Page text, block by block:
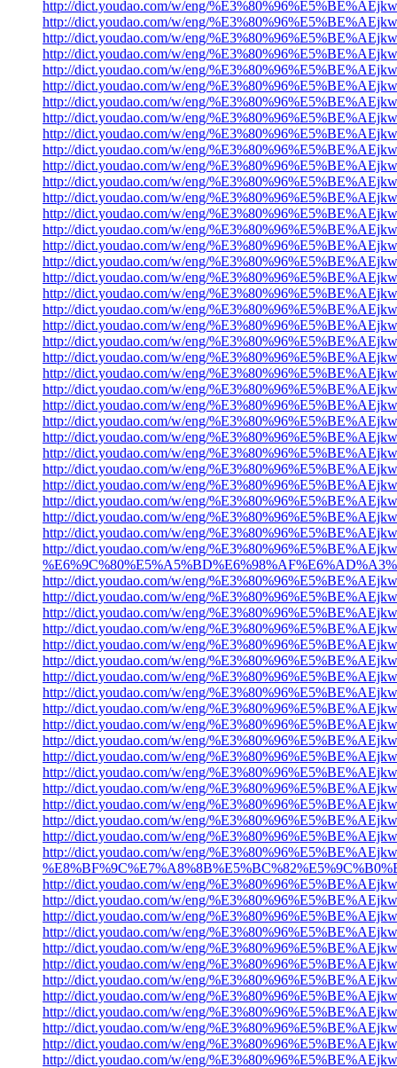
http://dict.youdao.com/w/eng/
http://dict.youdao.com/w/eng/
http://dict.youdao.com/w/eng/
http://dict.youdao.com/w/eng/
http://dict.youdao.com/w/eng/
http://dict.youdao.com/w/eng/
http://dict.youdao.com/w/eng/
http://dict.youdao.com/w/eng/
http://dict.youdao.com/w/eng/
http://dict.youdao.com/w/eng/
http://dict.youdao.com/w/eng/
http://dict.youdao.com/w/eng/
http://dict.youdao.com/w/eng/
http://dict.youdao.com/w/eng/
http://dict.youdao.com/w/eng/
http://dict.youdao.com/w/eng/
http://dict.youdao.com/w/eng/
http://dict.youdao.com/w/eng/
http://dict.youdao.com/w/eng/
http://dict.youdao.com/w/eng/
http://dict.youdao.com/w/eng/
http://dict.youdao.com/w/eng/
http://dict.youdao.com/w/eng/
http://dict.youdao.com/w/eng/
http://dict.youdao.com/w/eng/
http://dict.youdao.com/w/eng/
http://dict.youdao.com/w/eng/
http://dict.youdao.com/w/eng/
http://dict.youdao.com/w/eng/
http://dict.youdao.com/w/eng/
http://dict.youdao.com/w/eng/
http://dict.youdao.com/w/eng/
http://dict.youdao.com/w/eng/
http://dict.youdao.com/w/eng/
http://dict.youdao.com/w/eng/
http://dict.youdao.com/w/eng/
http://dict.youdao.com/w/eng/
http://dict.youdao.com/w/eng/
http://dict.youdao.com/w/eng/
http://dict.youdao.com/w/eng/
http://dict.youdao.com/w/eng/
http://dict.youdao.com/w/eng/
http://dict.youdao.com/w/eng/
http://dict.youdao.com/w/eng/
http://dict.youdao.com/w/eng/
http://dict.youdao.com/w/eng/
http://dict.youdao.com/w/eng/
http://dict.youdao.com/w/eng/
http://dict.youdao.com/w/eng/
http://dict.youdao.com/w/eng/
http://dict.youdao.com/w/eng/
http://dict.youdao.com/w/eng/
http://dict.youdao.com/w/eng/
http://dict.youdao.com/w/eng/
http://dict.youdao.com/w/eng/
http://dict.youdao.com/w/eng/
http://dict.youdao.com/w/eng/
http://dict.youdao.com/w/eng/
http://dict.youdao.com/w/eng/
http://dict.youdao.com/w/eng/
http://dict.youdao.com/w/eng/
http://dict.youdao.com/w/eng/
http://dict.youdao.com/w/eng/
http://dict.youdao.com/w/eng/
http://dict.youdao.com/w/eng/